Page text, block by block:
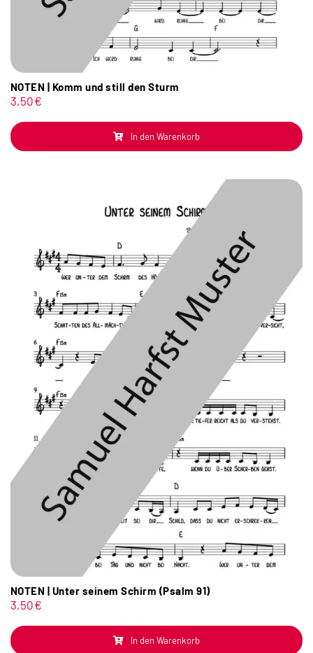
NOTEN | Komm und still den Sturm
3,50€
In den Warenkorb
NOTEN | Unter seinem Schirm (Psalm 91)
3,50€
In den Warenkorb